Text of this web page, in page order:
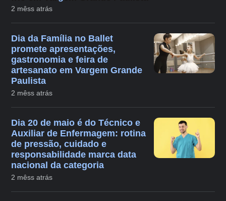
2 mêss atrás
Dia da Família no Ballet
promete apresentações,
gastronomia e feira de
artesanato em Vargem Grande
Paulista
2 mêss atrás
Dia 20 de maio é do Técnico e
Auxiliar de Enfermagem: rotina
de pressão, cuidado e
responsabilidade marca data
nacional da categoria
2 mêss atrás